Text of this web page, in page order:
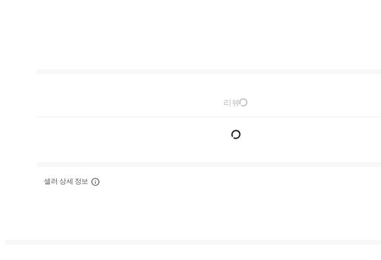
리뷰
셀러 상세 정보